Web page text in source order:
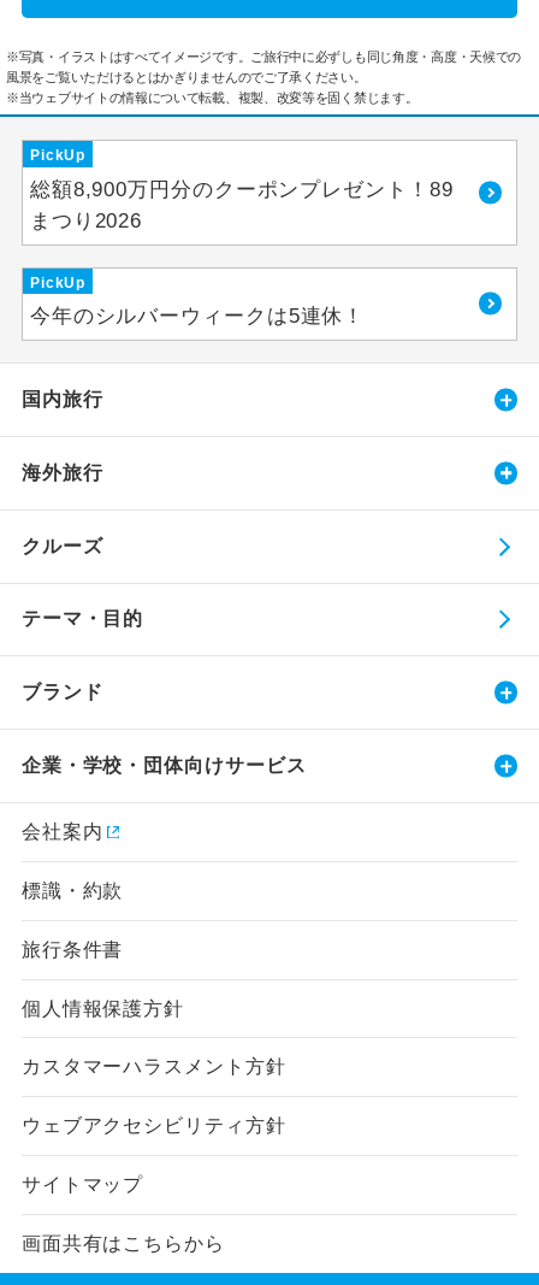
※写真・イラストはすべてイメージです。ご旅行中に必ずしも同じ角度・高度・天候での
風景をご覧いただけるとはかぎりませんのでご了承ください。
※当ウェブサイトの情報について転載、複製、改変等を固く禁じます。
PickUp
総額8,900万円分のクーポンプレゼント！89
まつり2026
PickUp
今年のシルバーウィークは5連休！
国内旅行
海外旅行
クルーズ
テーマ・目的
ブランド
企業・学校・団体向けサービス
会社案内
標識・約款
旅行条件書
個人情報保護方針
カスタマーハラスメント方針
ウェブアクセシビリティ方針
サイトマップ
画面共有はこちらから